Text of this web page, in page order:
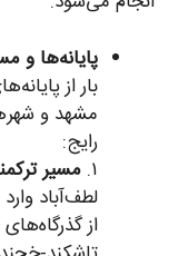
پایانه‌ها و
بار از
مشهد و
رایج:
۱. مسیر
لطف‌آباد
از